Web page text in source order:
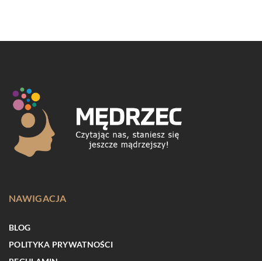
NAWIGACJA
BLOG
POLITYKA PRYWATNOŚCI